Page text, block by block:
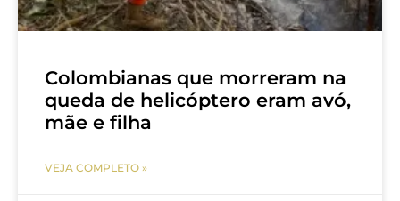
Colombianas que morreram na
queda de helicóptero eram avó,
mãe e filha
VEJA COMPLETO »